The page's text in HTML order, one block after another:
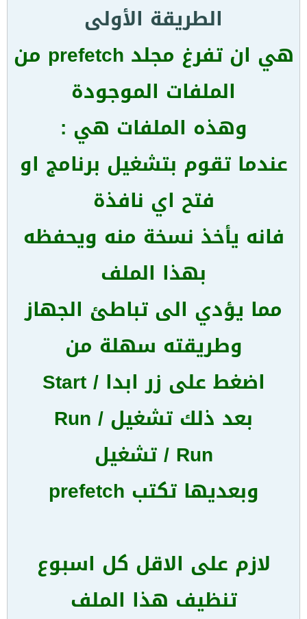
الطريقة الأولى
هي ان تفرغ مجلد prefetch من
الملفات الموجودة
وهذه الملفات هي :
عندما تقوم بتشغيل برنامج او
فتح اي نافذة
فانه يأخذ نسخة منه ويحفظه
بهذا الملف
مما يؤدي الى تباطئ الجهاز
وطريقته سهلة من
اضغط على زر ابدا / Start
بعد ذلك تشغيل / Run
Run / تشغيل
وبعديها تكتب prefetch
لازم على الاقل كل اسبوع
تنظيف هذا الملف